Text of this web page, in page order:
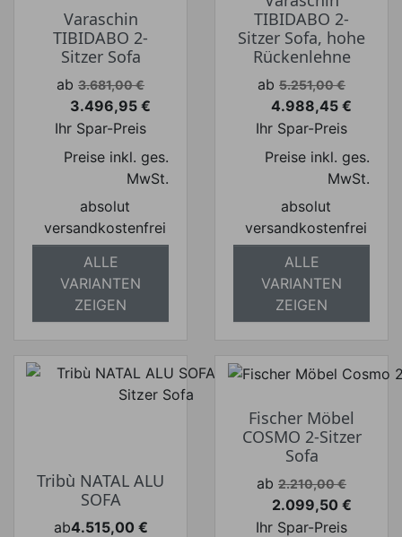
Varaschin
TIBIDABO 2-
Sitzer Sofa
Verkaufspreis
ab 3.681,00 €
Preis
3.496,95 €
Ihr Spar-Preis
Preise inkl. ges.
MwSt.
absolut
versandkostenfrei
ALLE
VARIANTEN
ZEIGEN
TIBIDABO 2-
Sitzer Sofa, hohe
Rückenlehne
Verkaufspreis
ab 5.251,00 €
Preis
4.988,45 €
Ihr Spar-Preis
Preise inkl. ges.
MwSt.
absolut
versandkostenfrei
ALLE
VARIANTEN
ZEIGEN
Tribù NATAL ALU
SOFA
ab4.515,00 €
Fischer Möbel
COSMO 2-Sitzer
Sofa
Verkaufspreis
ab 2.210,00 €
Preis
2.099,50 €
Ihr Spar-Preis